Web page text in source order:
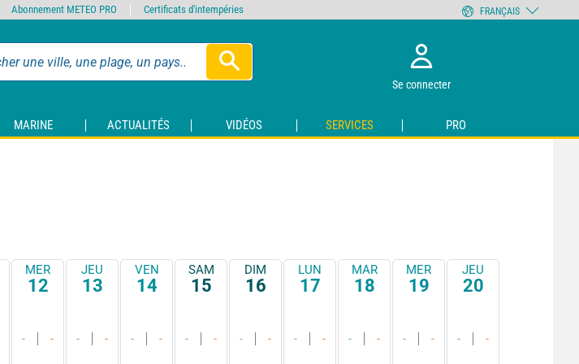
Se connecter
MARINE ACTUALITÉS VIDÉOS SERVICES PRO
MER
12
- -
JEU
13
- -
VEN
14
- -
SAM
15
- -
DIM
16
- -
LUN
17
- -
MAR
18
- -
MER
19
- -
JEU
20
- -
Abonnement METEO PRO Certificats d'intempéries FRANÇAIS